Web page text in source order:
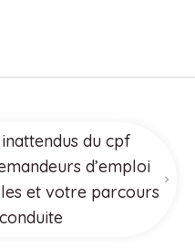
du cpf
d’emploi
et votre parcours